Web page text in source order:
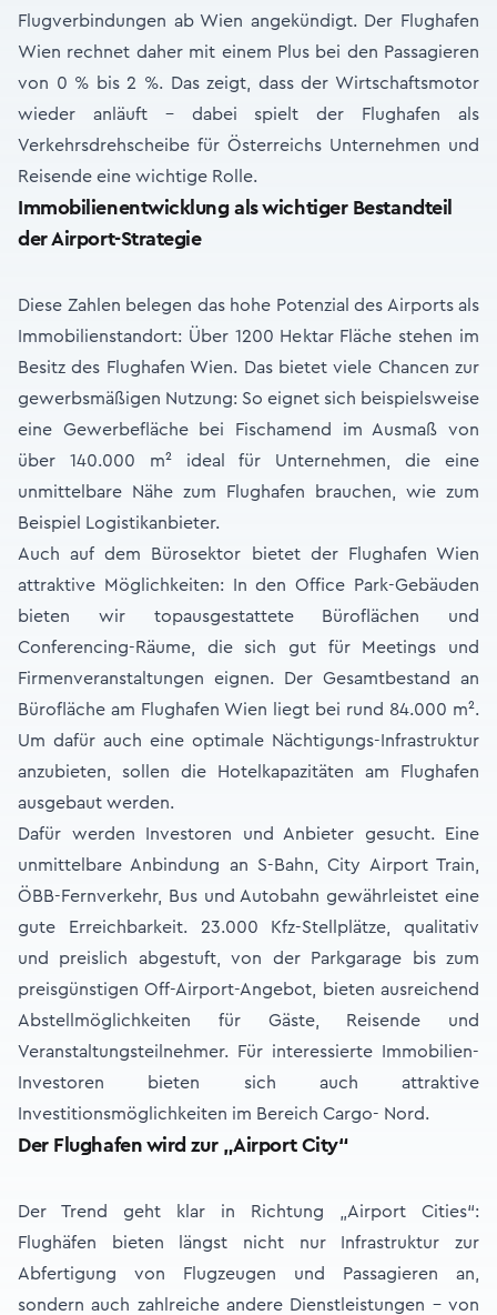
Flugverbindungen ab Wien angekündigt. Der Flughafen
Wien rechnet daher mit einem Plus bei den Passagieren
von 0 % bis 2 %. Das zeigt, dass der Wirtschaftsmotor
wieder anläuft – dabei spielt der Flughafen als
Verkehrsdrehscheibe für Österreichs Unternehmen und
Reisende eine wichtige Rolle.
Immobilienentwicklung als wichtiger Bestandteil
der Airport-Strategie
Diese Zahlen belegen das hohe Potenzial des Airports als
Immobilienstandort: Über 1200 Hektar Fläche stehen im
Besitz des Flughafen Wien. Das bietet viele Chancen zur
gewerbsmäßigen Nutzung: So eignet sich beispielsweise
eine Gewerbefläche bei Fischamend im Ausmaß von
über 140.000 m² ideal für Unternehmen, die eine
unmittelbare Nähe zum Flughafen brauchen, wie zum
Beispiel Logistikanbieter.
Auch auf dem Bürosektor bietet der Flughafen Wien
attraktive Möglichkeiten: In den Office Park-Gebäuden
bieten wir topausgestattete Büroflächen und
Conferencing-Räume, die sich gut für Meetings und
Firmenveranstaltungen eignen. Der Gesamtbestand an
Bürofläche am Flughafen Wien liegt bei rund 84.000 m².
Um dafür auch eine optimale Nächtigungs-Infrastruktur
anzubieten, sollen die Hotelkapazitäten am Flughafen
ausgebaut werden.
Dafür werden Investoren und Anbieter gesucht. Eine
unmittelbare Anbindung an S-Bahn, City Airport Train,
ÖBB-Fernverkehr, Bus und Autobahn gewährleistet eine
gute Erreichbarkeit. 23.000 Kfz-Stellplätze, qualitativ
und preislich abgestuft, von der Parkgarage bis zum
preisgünstigen Off-Airport-Angebot, bieten ausreichend
Abstellmöglichkeiten für Gäste, Reisende und
Veranstaltungsteilnehmer. Für interessierte Immobilien-
Investoren bieten sich auch attraktive
Investitionsmöglichkeiten im Bereich Cargo- Nord.
Der Flughafen wird zur „Airport City“
Der Trend geht klar in Richtung „Airport Cities“:
Flughäfen bieten längst nicht nur Infrastruktur zur
Abfertigung von Flugzeugen und Passagieren an,
sondern auch zahlreiche andere Dienstleistungen – von